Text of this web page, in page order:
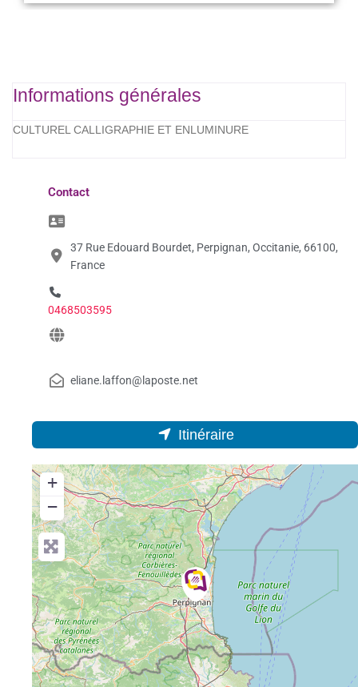
Informations générales
CULTUREL CALLIGRAPHIE ET ENLUMINURE
Contact
37 Rue Edouard Bourdet, Perpignan, Occitanie, 66100,
France
0468503595
eliane.laffon@laposte.net
Itinéraire
+
−